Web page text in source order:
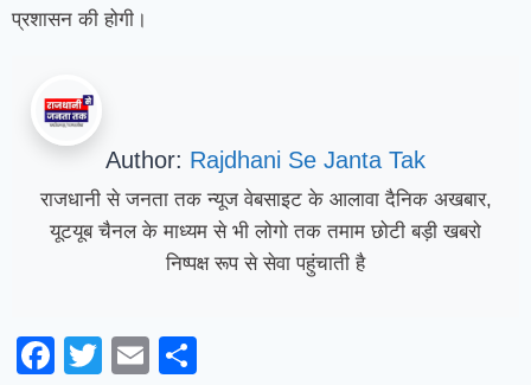
प्रशासन की होगी।
Author: Rajdhani Se Janta Tak
राजधानी से जनता तक न्यूज वेबसाइट के आलावा दैनिक अखबार,
यूटयूब चैनल के माध्यम से भी लोगो तक तमाम छोटी बड़ी खबरो
निष्पक्ष रूप से सेवा पहुंचाती है
Facebook
TwitterEmail